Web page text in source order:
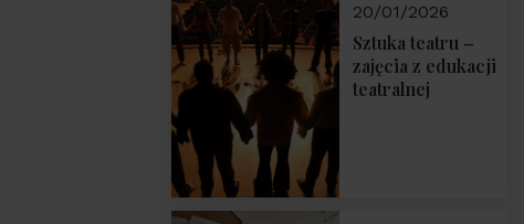
20/01/2026
Sztuka teatru –
zajęcia z edukacji
teatralnej